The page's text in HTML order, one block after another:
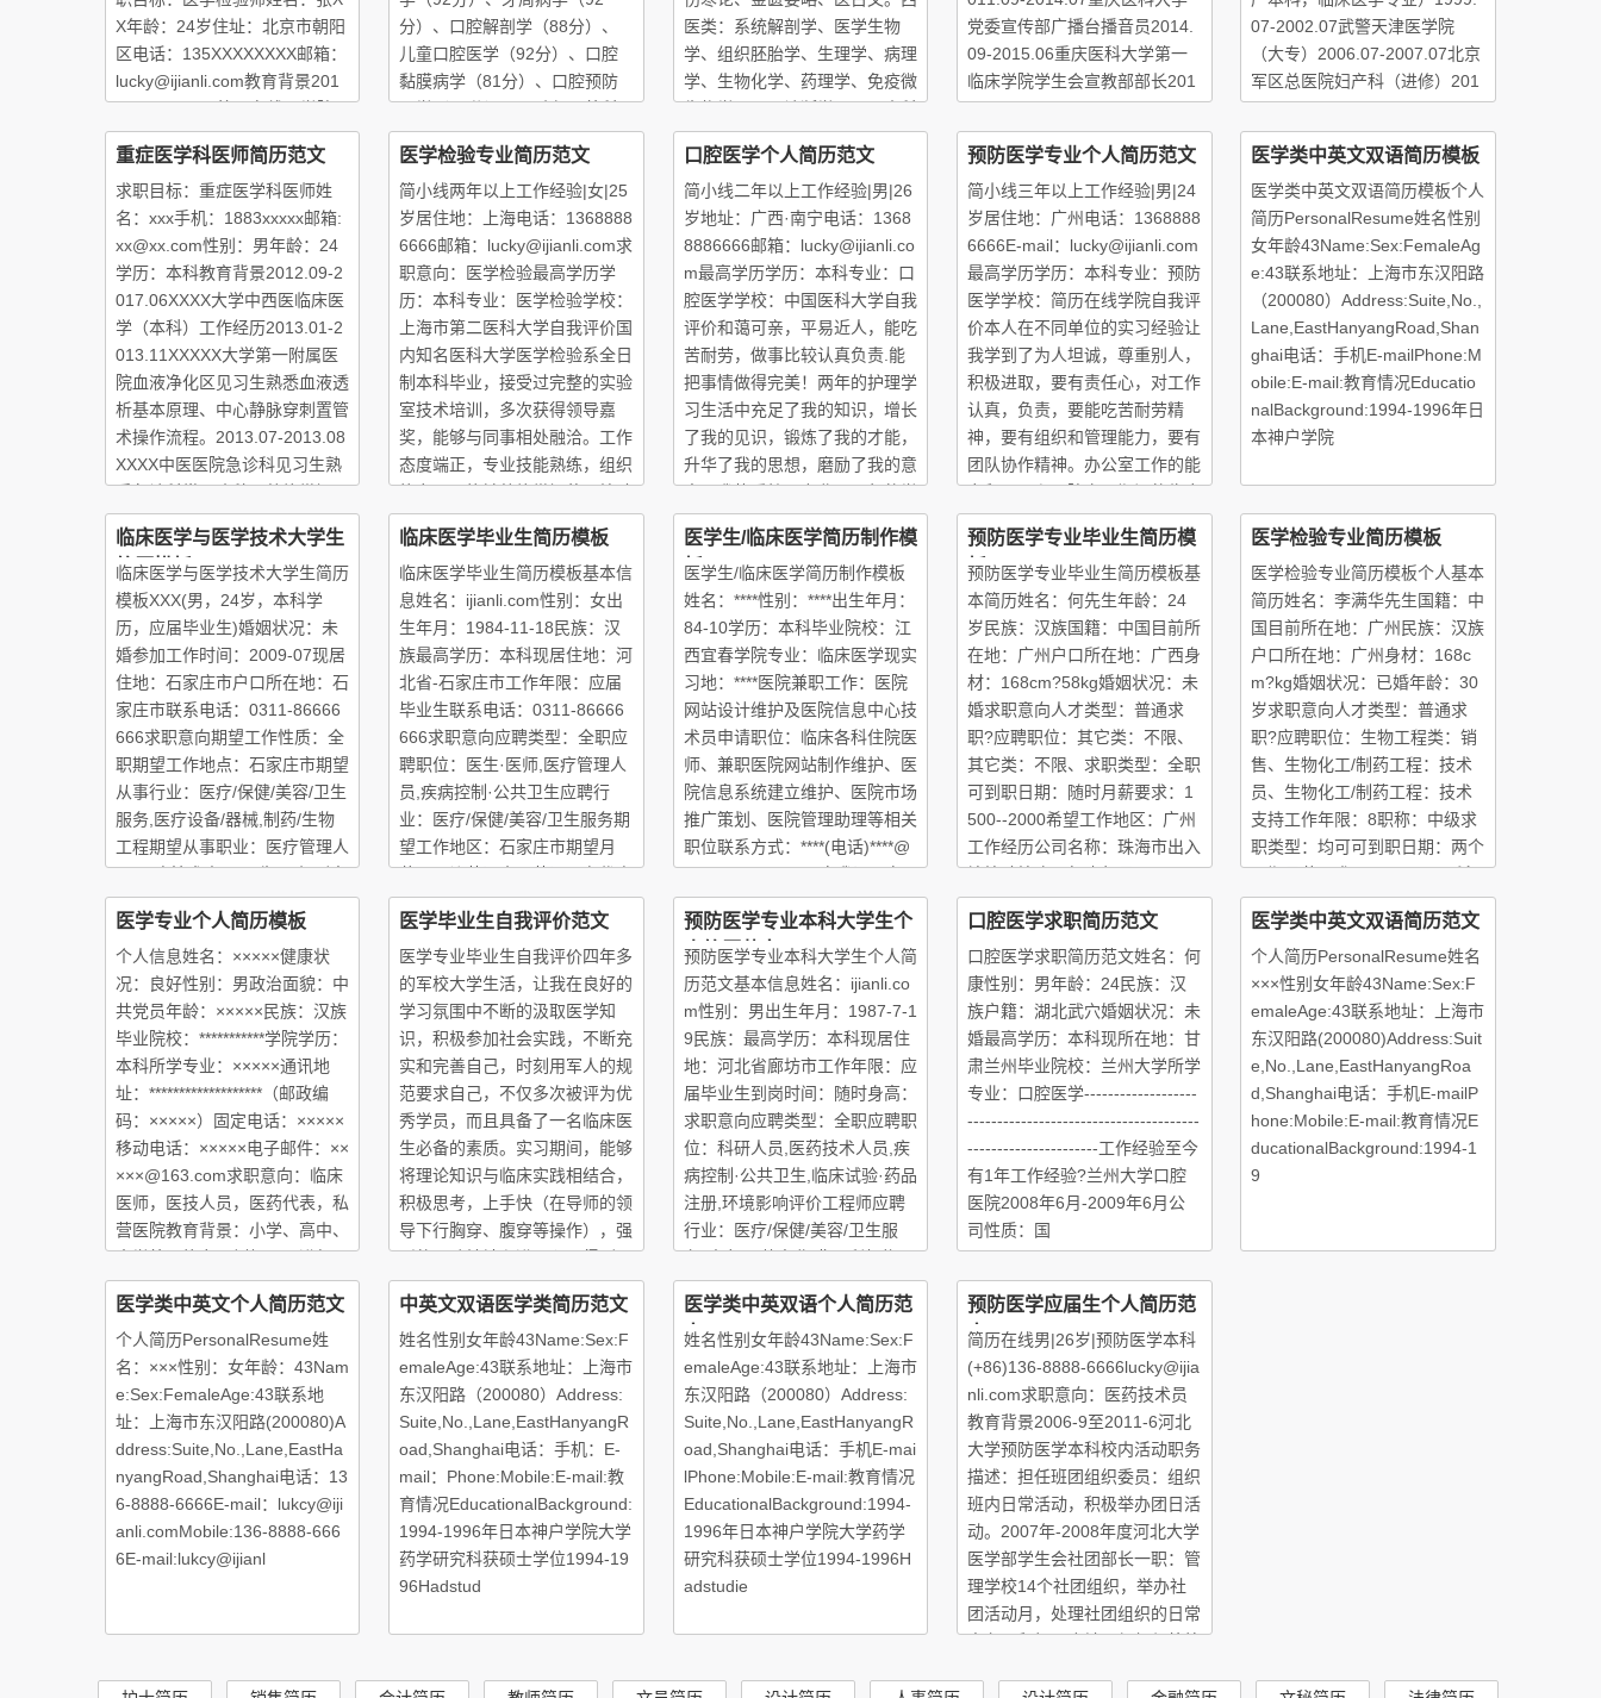
X年龄：24岁住址：北京市朝阳
区电话：135XXXXXXXX邮箱：
lucky@ijianli.com教育背景201
2.09-2017.06简历在线医学院
医学检验（本科）主修课程
分）、口腔解剖学（88分）、
儿童口腔医学（92分）、口腔
黏膜病学（81分）、口腔预防
医学（95分）、口腔颌面外科
学（81分）、口腔修复
医类：系统解剖学、医学生物
学、组织胚胎学、生理学、病理
学、生物化学、药理学、免疫微
生物学、西医诊断学、西医内科
学。中西医结合类：中西医结合
儿科、中西医结合临床传染病学
党委宣传部广播台播音员2014.
09-2015.06重庆医科大学第一
临床学院学生会宣教部部长201
3.09-2014.0
07-2002.07武警天津医学院
（大专）2006.07-2007.07北京
军区总医院妇产科（进修）201
4.10-2015.0
重症医学科医师简历范文
求职目标：重症医学科医师姓
名：xxx手机：1883xxxxx邮箱:
xx@xx.com性别：男年龄：24
学历：本科教育背景2012.09-2
017.06XXXX大学中西医临床医
学（本科）工作经历2013.01-2
013.11XXXXX大学第一附属医
院血液净化区见习生熟悉血液透
析基本原理、中心静脉穿刺置管
术操作流程。2013.07-2013.08
XXXX中医医院急诊科见习生熟
悉急诊科常见病种。熟练掌握
医学检验专业简历范文
简小线两年以上工作经验|女|25
岁居住地：上海电话：1368888
6666邮箱：lucky@ijianli.com求
职意向：医学检验最高学历学
历：本科专业：医学检验学校：
上海市第二医科大学自我评价国
内知名医科大学医学检验系全日
制本科毕业，接受过完整的实验
室技术培训，多次获得领导嘉
奖，能够与同事相处融洽。工作
态度端正，专业技能熟练，组织
能力强。能够熟练掌握使用检验
医学方面的各种仪器设备和实验
方法，可
口腔医学个人简历范文
简小线二年以上工作经验|男|26
岁地址：广西·南宁电话：1368
8886666邮箱：lucky@ijianli.co
m最高学历学历：本科专业：口
腔医学学校：中国医科大学自我
评价和蔼可亲，平易近人，能吃
苦耐劳，做事比较认真负责.能
把事情做得完美！两年的护理学
习生活中充足了我的知识，增长
了我的见识，锻炼了我的才能，
升华了我的思想，磨励了我的意
志，我热爱护理专业，几年的学
习熏陶了我的医学梦，让我的羽
翼更
预防医学专业个人简历范文
简小线三年以上工作经验|男|24
岁居住地：广州电话：1368888
6666E-mail：lucky@ijianli.com
最高学历学历：本科专业：预防
医学学校：简历在线学院自我评
价本人在不同单位的实习经验让
我学到了为人坦诚，尊重别人，
积极进取，要有责任心，对工作
认真，负责，要能吃苦耐劳精
神，要有组织和管理能力，要有
团队协作精神。办公室工作的能
力积累，和医院实习期间的临床
学习让我更加全面充实自己的能
医学类中英文双语简历模板
医学类中英文双语简历模板个人
简历PersonalResume姓名性别
女年龄43Name:Sex:FemaleAg
e:43联系地址：上海市东汉阳路
（200080）Address:Suite,No.,
Lane,EastHanyangRoad,Shan
ghai电话：手机E-mailPhone:M
obile:E-mail:教育情况Educatio
nalBackground:1994-1996年日
本神户学院
临床医学与医学技术大学生
简历模板
临床医学与医学技术大学生简历
模板XXX(男，24岁，本科学
历，应届毕业生)婚姻状况：未
婚参加工作时间：2009-07现居
住地：石家庄市户口所在地：石
家庄市联系电话：0311-86666
666求职意向期望工作性质：全
职期望工作地点：石家庄市期望
从事行业：医疗/保健/美容/卫生
服务,医疗设备/器械,制药/生物
工程期望从事职业：医疗管理人
员,医疗技术人员,医生/医师到岗
时间：面谈期望月薪：2000元
－2
临床医学毕业生简历模板
临床医学毕业生简历模板基本信
息姓名：ijianli.com性别：女出
生年月：1984-11-18民族：汉
族最高学历：本科现居住地：河
北省-石家庄市工作年限：应届
毕业生联系电话：0311-86666
666求职意向应聘类型：全职应
聘职位：医生·医师,医疗管理人
员,疾病控制·公共卫生应聘行
业：医疗/保健/美容/卫生服务期
望工作地区：石家庄市期望月
薪：面议英语水平英语具有优良
的听说读写能力，口语一般，能
在
医学生/临床医学简历制作模
板
医学生/临床医学简历制作模板
姓名：****性别：****出生年月：
84-10学历：本科毕业院校：江
西宜春学院专业：临床医学现实
习地：****医院兼职工作：医院
网站设计维护及医院信息中心技
术员申请职位：临床各科住院医
师、兼职医院网站制作维护、医
院信息系统建立维护、医院市场
推广策划、医院管理助理等相关
职位联系方式：****(电话)****@
163.com(Email)！自我评价在
校期间学习刻苦,成绩优
预防医学专业毕业生简历模
板
预防医学专业毕业生简历模板基
本简历姓名：何先生年龄：24
岁民族：汉族国籍：中国目前所
在地：广州户口所在地：广西身
材：168cm?58kg婚姻状况：未
婚求职意向人才类型：普通求
职?应聘职位：其它类：不限、
其它类：不限、求职类型：全职
可到职日期：随时月薪要求：1
500--2000希望工作地区：广州
工作经历公司名称：珠海市出入
境检验检疫局起止年月：2009-
01～2009-06公司性质：事业单
位所属行业
医学检验专业简历模板
医学检验专业简历模板个人基本
简历姓名：李满华先生国籍：中
国目前所在地：广州民族：汉族
户口所在地：广州身材：168c
m?kg婚姻状况：已婚年龄：30
岁求职意向人才类型：普通求
职?应聘职位：生物工程类：销
售、生物化工/制药工程：技术
员、生物化工/制药工程：技术
支持工作年限：8职称：中级求
职类型：均可可到职日期：两个
星期月薪要求：2000--3500希
望工作地区：广州工作经历：公
司名称：北京博劢行有限公
医学专业个人简历模板
个人信息姓名：×××××健康状
况：良好性别：男政治面貌：中
共党员年龄：×××××民族：汉族
毕业院校：***********学院学历：
本科所学专业：×××××通讯地
址：*******************（邮政编
码：×××××）固定电话：×××××
移动电话：×××××电子邮件：××
×××@163.com求职意向：临床
医师，医技人员，医药代表，私
营医院教育背景：小学、高中、
大学外语能力：例如：可进行
医学毕业生自我评价范文
医学专业毕业生自我评价四年多
的军校大学生活，让我在良好的
学习氛围中不断的汲取医学知
识，积极参加社会实践，不断充
实和完善自己，时刻用军人的规
范要求自己，不仅多次被评为优
秀学员，而且具备了一名临床医
生必备的素质。实习期间，能够
将理论知识与临床实践相结合，
积极思考，上手快（在导师的领
导下行胸穿、腹穿等操作），强
烈的团队精神和进取心，得到了
上级医师的一致好评，使我信心
百倍的走向今后的工作岗位。
预防医学专业本科大学生个
人简历范文
预防医学专业本科大学生个人简
历范文基本信息姓名：ijianli.co
m性别：男出生年月：1987-7-1
9民族：最高学历：本科现居住
地：河北省廊坊市工作年限：应
届毕业生到岗时间：随时身高：
求职意向应聘类型：全职应聘职
位：科研人员,医药技术人员,疾
病控制·公共卫生,临床试验·药品
注册,环境影响评价工程师应聘
行业：医疗/保健/美容/卫生服
务,政府/公共事业/非盈利机构,
教育
口腔医学求职简历范文
口腔医学求职简历范文姓名：何
康性别：男年龄：24民族：汉
族户籍：湖北武穴婚姻状况：未
婚最高学历：本科现所在地：甘
肃兰州毕业院校：兰州大学所学
专业：口腔医学-------------------
---------------------------------------
----------------------工作经验至今
有1年工作经验?兰州大学口腔
医院2008年6月-2009年6月公
司性质：国
医学类中英文双语简历范文
个人简历PersonalResume姓名
×××性别女年龄43Name:Sex:F
emaleAge:43联系地址：上海市
东汉阳路(200080)Address:Suit
e,No.,Lane,EastHanyangRoa
d,Shanghai电话：手机E-mailP
hone:Mobile:E-mail:教育情况E
ducationalBackground:1994-1
9
医学类中英文个人简历范文
个人简历PersonalResume姓
名：×××性别：女年龄：43Nam
e:Sex:FemaleAge:43联系地
址：上海市东汉阳路(200080)A
ddress:Suite,No.,Lane,EastHa
nyangRoad,Shanghai电话：13
6-8888-6666E-mail：lukcy@iji
anli.comMobile:136-8888-666
6E-mail:lukcy@ijianl
中英文双语医学类简历范文
姓名性别女年龄43Name:Sex:F
emaleAge:43联系地址：上海市
东汉阳路（200080）Address:
Suite,No.,Lane,EastHanyangR
oad,Shanghai电话：手机：E-
mail：Phone:Mobile:E-mail:教
育情况EducationalBackground:
1994-1996年日本神户学院大学
药学研究科获硕士学位1994-19
96Hadstud
医学类中英双语个人简历范
文
姓名性别女年龄43Name:Sex:F
emaleAge:43联系地址：上海市
东汉阳路（200080）Address:
Suite,No.,Lane,EastHanyangR
oad,Shanghai电话：手机E-mai
lPhone:Mobile:E-mail:教育情况
EducationalBackground:1994-
1996年日本神户学院大学药学
研究科获硕士学位1994-1996H
adstudie
预防医学应届生个人简历范
文
简历在线男|26岁|预防医学本科
(+86)136-8888-6666lucky@ijia
nli.com求职意向：医药技术员
教育背景2006-9至2011-6河北
大学预防医学本科校内活动职务
描述：担任班团组织委员：组织
班内日常活动，积极举办团日活
动。2007年-2008年度河北大学
医学部学生会社团部长一职：管
理学校14个社团组织，举办社
团活动月，处理社团组织的日常
事务，积极配合社团组织与外校